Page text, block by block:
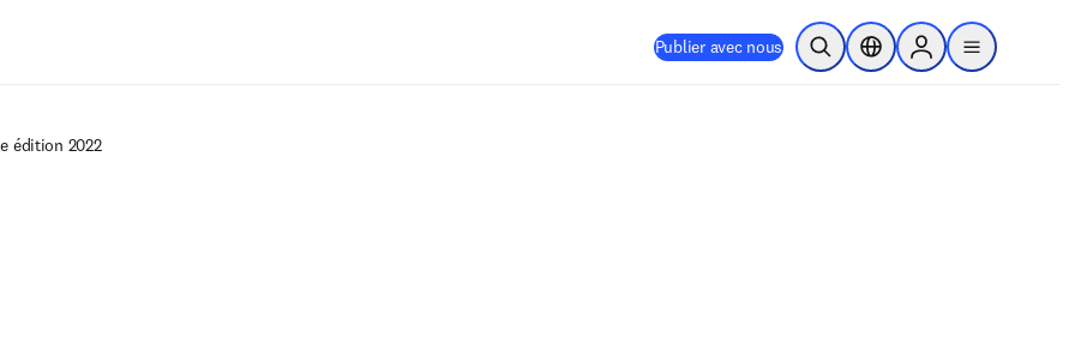
Publier avec nous Ouvrir la recherche
Sélecteur de localisation
Sign in to products
menu
édition 2022